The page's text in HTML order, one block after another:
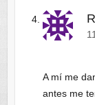
A mí me
antes me